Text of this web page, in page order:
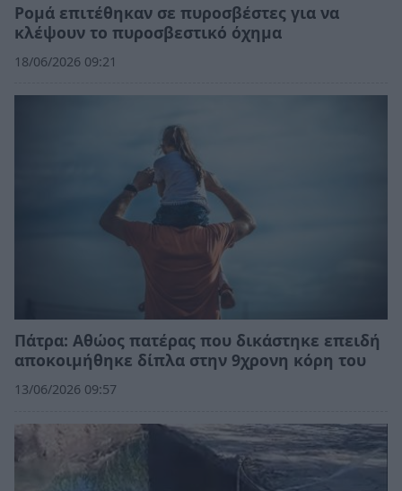
Ρομά επιτέθηκαν σε πυροσβέστες για να
κλέψουν το πυροσβεστικό όχημα
18/06/2026 09:21
Πάτρα: Αθώος πατέρας που δικάστηκε επειδή
αποκοιμήθηκε δίπλα στην 9χρονη κόρη του
13/06/2026 09:57